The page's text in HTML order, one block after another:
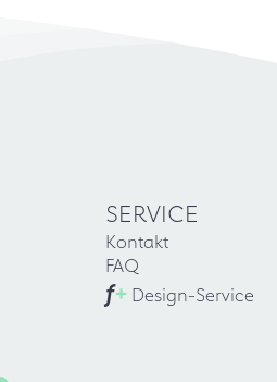
SERVICE
Kontakt
FAQ
f+ Design-Service